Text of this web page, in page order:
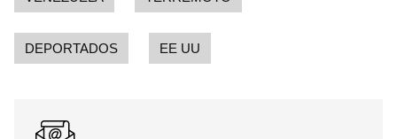
DEPORTADOS EE UU